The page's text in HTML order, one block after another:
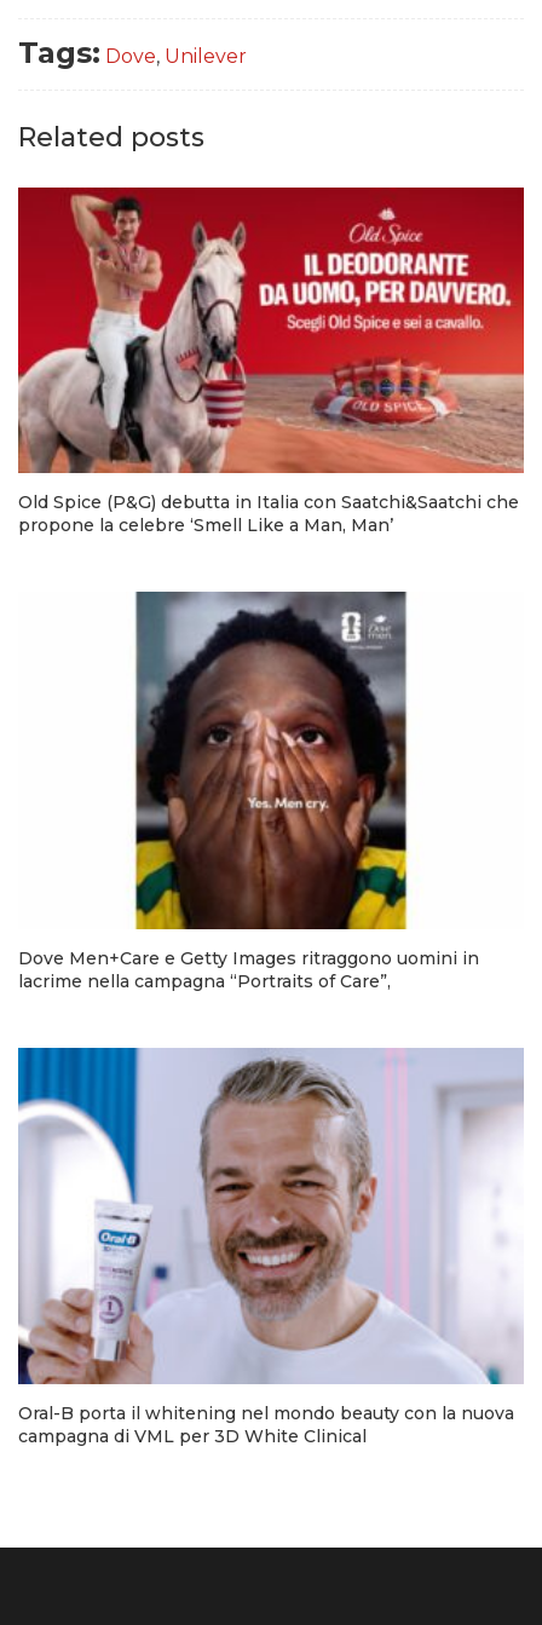
Tags: Dove, Unilever
Related posts
Old Spice (P&G) debutta in Italia con Saatchi&Saatchi che
propone la celebre ‘Smell Like a Man, Man’
Dove Men+Care e Getty Images ritraggono uomini in
lacrime nella campagna “Portraits of Care”,
Oral-B porta il whitening nel mondo beauty con la nuova
campagna di VML per 3D White Clinical